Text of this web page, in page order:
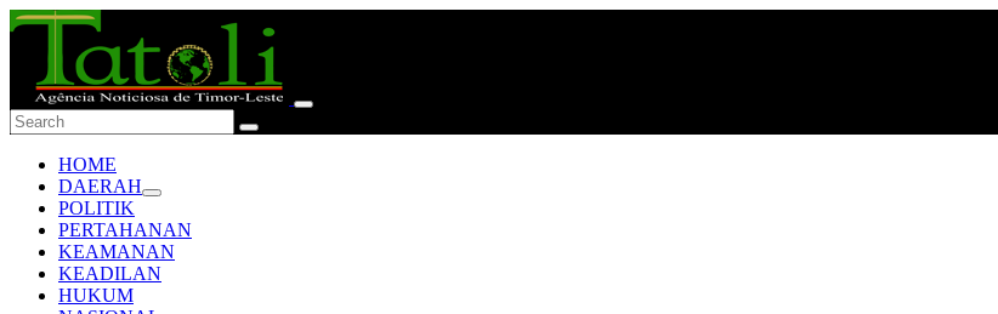
HOME
DAERAH
POLITIK
PERTAHANAN
KEAMANAN
KEADILAN
HUKUM